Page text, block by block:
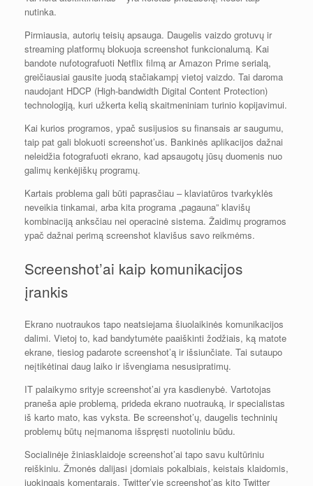
nutinka.
Pirmiausia, autorių teisių apsauga. Daugelis vaizdo grotuvų ir
streaming platformų blokuoja screenshot funkcionalumą. Kai
bandote nufotografuoti Netflix filmą ar Amazon Prime serialą,
greičiausiai gausite juodą stačiakampį vietoj vaizdo. Tai daroma
naudojant HDCP (High-bandwidth Digital Content Protection)
technologiją, kuri užkerta kelią skaitmeniniam turinio kopijavimui.
Kai kurios programos, ypač susijusios su finansais ar saugumu,
taip pat gali blokuoti screenshot’us. Bankinės aplikacijos dažnai
neleidžia fotografuoti ekrano, kad apsaugotų jūsų duomenis nuo
galimų kenkėjiškų programų.
Kartais problema gali būti paprasčiau – klaviatūros tvarkyklės
neveikia tinkamai, arba kita programa „pagauna” klavišų
kombinaciją anksčiau nei operacinė sistema. Žaidimų programos
ypač dažnai perimą screenshot klavišus savo reikmėms.
Screenshot’ai kaip komunikacijos
įrankis
Ekrano nuotraukos tapo neatsiejama šiuolaikinės komunikacijos
dalimi. Vietoj to, kad bandytumėte paaiškinti žodžiais, ką matote
ekrane, tiesiog padarote screenshot’ą ir išsiunčiate. Tai sutaupo
neįtikėtinai daug laiko ir išvengiama nesusipratimų.
IT palaikymo srityje screenshot’ai yra kasdienybė. Vartotojas
praneša apie problemą, prideda ekrano nuotrauką, ir specialistas
iš karto mato, kas vyksta. Be screenshot’ų, daugelis techninių
problemų būtų neįmanoma išspręsti nuotoliniu būdu.
Socialinėje žiniasklaidoje screenshot’ai tapo savu kultūriniu
reiškiniu. Žmonės dalijasi įdomiais pokalbiais, keistais klaidomis,
juokingais komentarais. Twitter’yje screenshot’as kito Twitter